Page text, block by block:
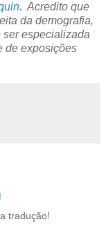
. Acredito que
da demografia,
especializada
de exposições
tradução!